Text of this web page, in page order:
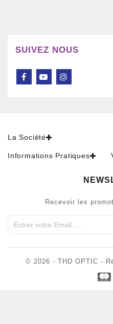
SUIVEZ NOUS
La Société
Informations Pratiques
Recevoir les
© 2026 - THD OPTIC -